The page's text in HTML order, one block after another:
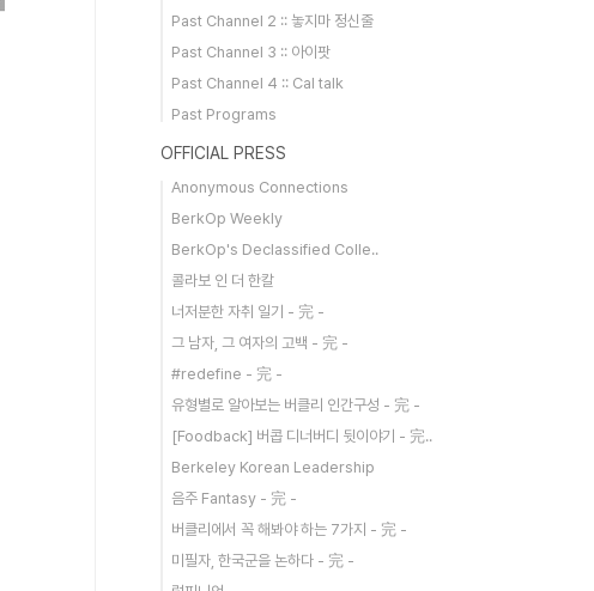
Past Channel 2 :: 놓지마 정신줄
Past Channel 3 :: 아이팟
Past Channel 4 :: Cal talk
Past Programs
OFFICIAL PRESS
Anonymous Connections
BerkOp Weekly
BerkOp's Declassified Colle..
콜라보 인 더 한칼
너저분한 자취 일기 - 完 -
그 남자, 그 여자의 고백 - 完 -
#redefine - 完 -
유형별로 알아보는 버클리 인간구성 - 完 -
[Foodback] 버콥 디너버디 뒷이야기 - 完..
Berkeley Korean Leadership
음주 Fantasy - 完 -
버클리에서 꼭 해봐야 하는 7가지 - 完 -
미필자, 한국군을 논하다 - 完 -